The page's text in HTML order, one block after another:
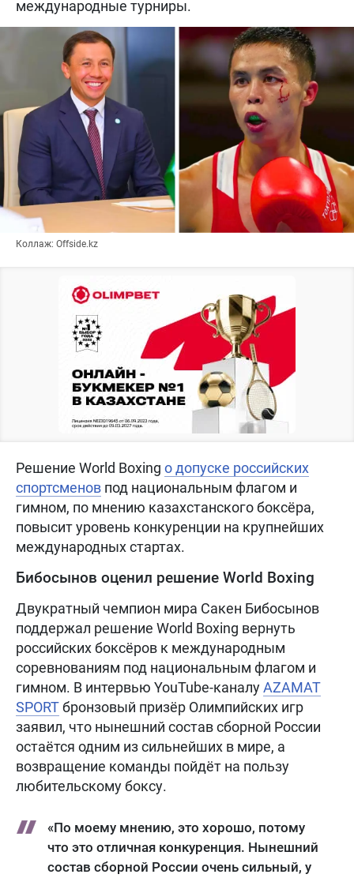
международные турниры.
Коллаж: Offside.kz
Решение World Boxing о допуске российских
спортсменов под национальным флагом и
гимном, по мнению казахстанского боксёра,
повысит уровень конкуренции на крупнейших
международных стартах.
Бибосынов оценил решение World Boxing
Двукратный чемпион мира Сакен Бибосынов
поддержал решение World Boxing вернуть
российских боксёров к международным
соревнованиям под национальным флагом и
гимном. В интервью YouTube-каналуAZAMAT
SPORTбронзовый призёр Олимпийских игр
заявил, что нынешний состав сборной России
остаётся одним из сильнейших в мире, а
возвращение команды пойдёт на пользу
любительскому боксу.
«По моему мнению, это хорошо, потому
что это отличная конкуренция. Нынешний
состав сборной России очень сильный, у